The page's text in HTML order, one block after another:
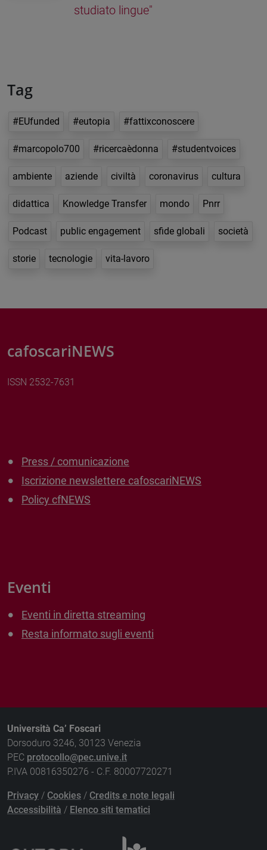
studiato lingue"
Tag
#EUfunded #eutopia #fattixconoscere
#marcopolo700 #ricercaèdonna #studentvoices
ambiente aziende civiltà coronavirus cultura
didattica Knowledge Transfer mondo Pnrr
Podcast public engagement sfide globali società
storie tecnologie vita-lavoro
cafoscariNEWS
ISSN 2532-7631
Press / comunicazione
Iscrizione newslettere cafoscariNEWS
Policy cfNEWS
Eventi
Eventi in diretta streaming
Resta informato sugli eventi
Università Ca’ Foscari
Dorsoduro 3246, 30123 Venezia
PEC protocollo@pec.unive.it
P.IVA 00816350276 - C.F. 80007720271
Privacy / Cookies / Credits e note legali
Accessibilità / Elenco siti tematici